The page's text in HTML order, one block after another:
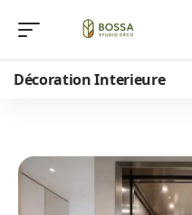
Décoration Interieure